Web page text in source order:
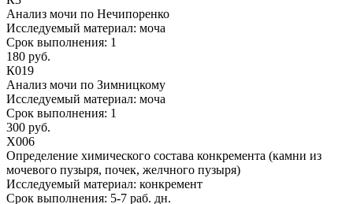
Анализ мочи по Нечипоренко
Исследуемый материал: моча
Срок выполнения: 1
180 руб.
К019
Анализ мочи по Зимницкому
Исследуемый материал: моча
Срок выполнения: 1
300 руб.
Х006
Определение химического состава конкремента (камни из
мочевого пузыря, почек, желчного пузыря)
Исследуемый материал: конкремент
Срок выполнения: 5-7 раб. дн.